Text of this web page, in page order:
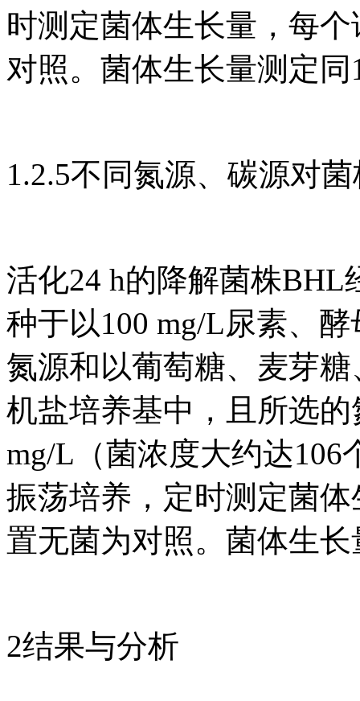
时测定菌体生长量，每
对照。菌体生长量测定同
1.2.5不同氮源、碳源对
活化24 h的降解菌株
种于以100 mg/L尿素、
氮源和以葡萄糖、麦芽
机盐培养基中，且所选
mg/L（菌浓度大约达
振荡培养，定时测定菌
置无菌为对照。菌体生长
2结果与分析